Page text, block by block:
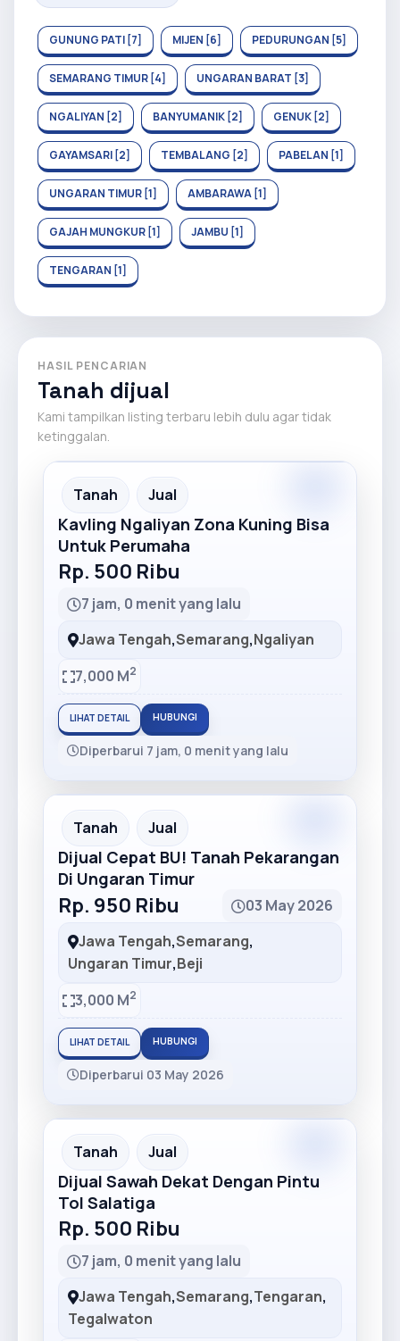
GUNUNG PATI [7] MIJEN [6] PEDURUNGAN [5]
SEMARANG TIMUR [4] UNGARAN BARAT [3]
NGALIYAN [2] BANYUMANIK [2] GENUK [2]
GAYAMSARI [2] TEMBALANG [2] PABELAN [1]
UNGARAN TIMUR [1] AMBARAWA [1]
GAJAH MUNGKUR [1] JAMBU [1]
TENGARAN [1]
HASIL PENCARIAN
Tanah dijual
Kami tampilkan listing terbaru lebih dulu agar tidak
ketinggalan.
Recommended
Tanah Jual
Kavling Ngaliyan Zona Kuning Bisa
Untuk Perumaha
Rp. 500 Ribu
7 jam, 0 menit yang lalu
Jawa Tengah,Semarang,Ngaliyan
7,000 M2
LIHAT DETAIL HUBUNGI
Diperbarui 7 jam, 0 menit yang lalu
Recommended
Tanah Jual
Dijual Cepat BU! Tanah Pekarangan
Di Ungaran Timur
Rp. 950 Ribu
03 May 2026
Jawa Tengah,Semarang,
Ungaran Timur,Beji
3,000 M2
LIHAT DETAIL HUBUNGI
Diperbarui 03 May 2026
Recommended
Tanah Jual
Dijual Sawah Dekat Dengan Pintu
Tol Salatiga
Rp. 500 Ribu
7 jam, 0 menit yang lalu
Jawa Tengah,Semarang,Tengaran,
Tegalwaton